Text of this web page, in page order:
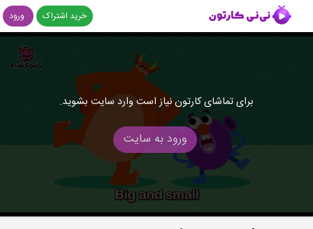
خرید اشتراک ورود
برای تماشای کارتون نیاز است وارد سایت بشوید.
ورود به سایت